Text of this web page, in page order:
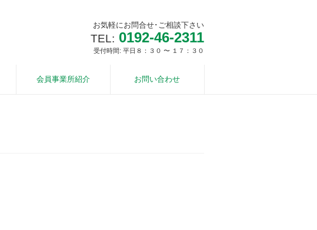
お気軽にお問合せ･ご相談下さい
TEL: 0192-46-2311
受付時間: 平日８：３０ 〜 １７：３０
会員事業所紹介 お問い合わせ